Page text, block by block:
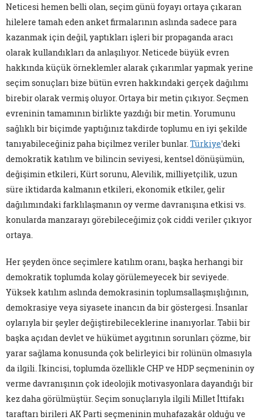
Neticesi hemen belli olan, seçim günü foyayı ortaya çıkaran
hilelere tamah eden anket firmalarının aslında sadece para
kazanmak için değil, yaptıkları işleri bir propaganda aracı
olarak kullandıkları da anlaşılıyor. Neticede büyük evren
hakkında küçük örneklemler alarak çıkarımlar yapmak yerine
seçim sonuçları bize bütün evren hakkındaki gerçek dağılımı
birebir olarak vermiş oluyor. Ortaya bir metin çıkıyor. Seçmen
evreninin tamamının birlikte yazdığı bir metin. Yorumunu
sağlıklı bir biçimde yaptığınız takdirde toplumu en iyi şekilde
tanıyabileceğiniz paha biçilmez veriler bunlar. Türkiye'deki
demokratik katılım ve bilincin seviyesi, kentsel dönüşümün,
değişimin etkileri, Kürt sorunu, Alevilik, milliyetçilik, uzun
süre iktidarda kalmanın etkileri, ekonomik etkiler, gelir
dağılımındaki farklılaşmanın oy verme davranışına etkisi vs.
konularda manzarayı görebileceğimiz çok ciddi veriler çıkıyor
ortaya.
Her şeyden önce seçimlere katılım oranı, başka herhangi bir
demokratik toplumda kolay görülemeyecek bir seviyede.
Yüksek katılım aslında demokrasinin toplumsallaşmışlığının,
demokrasiye veya siyasete inancın da bir göstergesi. İnsanlar
oylarıyla bir şeyler değiştirebileceklerine inanıyorlar. Tabii bir
başka açıdan devlet ve hükümet aygıtının sorunları çözme, bir
yarar sağlama konusunda çok belirleyici bir rolünün olmasıyla
da ilgili. İkincisi, toplumda özellikle CHP ve HDP seçmeninin oy
verme davranışının çok ideolojik motivasyonlara dayandığı bir
kez daha görülmüştür. Seçim sonuçlarıyla ilgili Millet İttifakı
taraftarı birileri AK Parti seçmeninin muhafazakâr olduğu ve